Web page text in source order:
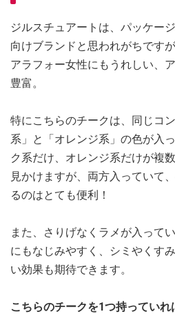
ジルスチュアートは、パッケー
向けブランドと思われがちです
アラフォー女性にもうれしい、
豊富。
特にこちらのチークは、同じコ
系」と「オレンジ系」の色が入
ク系だけ、オレンジ系だけが複
見かけますが、両方入っていて
るのはとても便利！
また、さりげなくラメが入って
にもなじみやすく、シミやくす
い効果も期待できます。
こちらのチークを1つ持ってい